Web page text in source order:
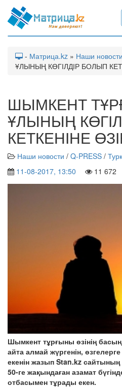
- Матрица.kz » Наши новости
ҰЛЫНЫҢ КӨГІЛДІР БОЛЫП
ШЫМКЕНТ
ҰЛЫНЫҢ
КЕТКЕНІНЕ
Наши новости / Q-PRESS /
11-08-2017, 13:50
11 672
Шымкент тұрғыны өзінің
айта алмай жүргенін,
екенін жазып Stan.kz
50-ге жақындаған азамат
отбасымен тұрады екен.